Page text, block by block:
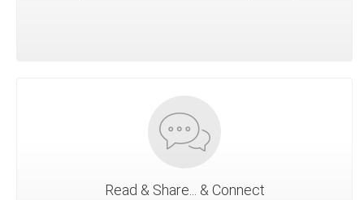
Read & Share... & Connect